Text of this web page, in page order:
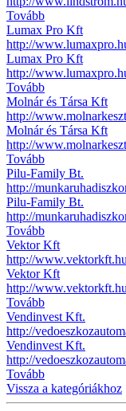
Tovább
Lumax Pro Kft
http://
Lumax Pro Kft
http://
Tovább
Molnár és Társa Kft
http://
Molnár és Társa Kft
http://
Tovább
Pilu-Family Bt.
http://
Pilu-Family Bt.
http://
Tovább
Vektor Kft
http://www.vektorkft.hu
Vektor Kft
http://www.vektorkft.hu
Tovább
Vendinvest Kft.
http://
Vendinvest Kft.
http://
Tovább
Vissza a kategóriákhoz